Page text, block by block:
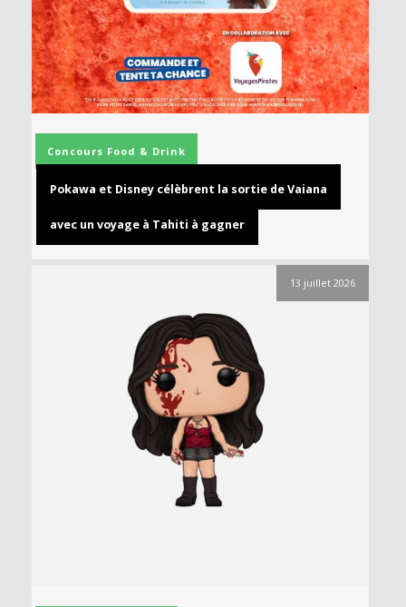
Concours Food & Drink
Pokawa et Disney célèbrent la sortie de Vaiana
avec un voyage à Tahiti à gagner
13 juillet 2026